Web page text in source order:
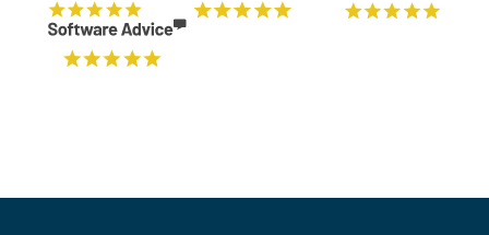
Commencez votre essai de 14 jours
Business